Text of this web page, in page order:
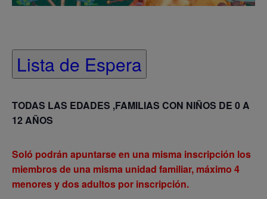
Lista de Espera
TODAS LAS EDADES ,FAMILIAS CON NIÑOS DE 0 A
12 AÑOS
Soló podrán apuntarse en una misma inscripción los
miembros de una misma unidad familiar, máximo 4
menores y dos adultos por inscripción.